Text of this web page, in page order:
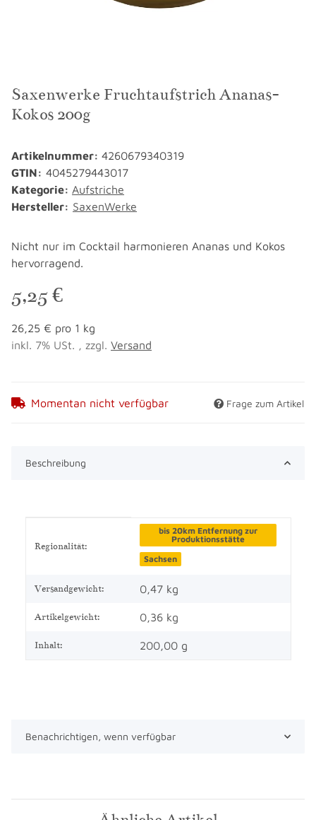
Saxenwerke Fruchtaufstrich Ananas-
Kokos 200g
Artikelnummer: 4260679340319
GTIN: 4045279443017
Kategorie: Aufstriche
Hersteller: SaxenWerke
Nicht nur im Cocktail harmonieren Ananas und Kokos
hervorragend.
5,25 €
26,25 € pro 1 kg
inkl. 7% USt. , zzgl. Versand
Momentan nicht verfügbar Frage zum Artikel
Beschreibung
Regionalität:
bis 20km Entfernung zur
Produktionsstätte
Sachsen
Versandgewicht: 0,47 kg
Artikelgewicht: 0,36 kg
Inhalt: 200,00 g
Benachrichtigen, wenn verfügbar